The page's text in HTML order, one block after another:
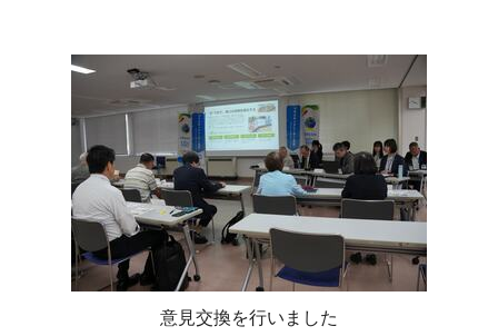
意見交換を行いました